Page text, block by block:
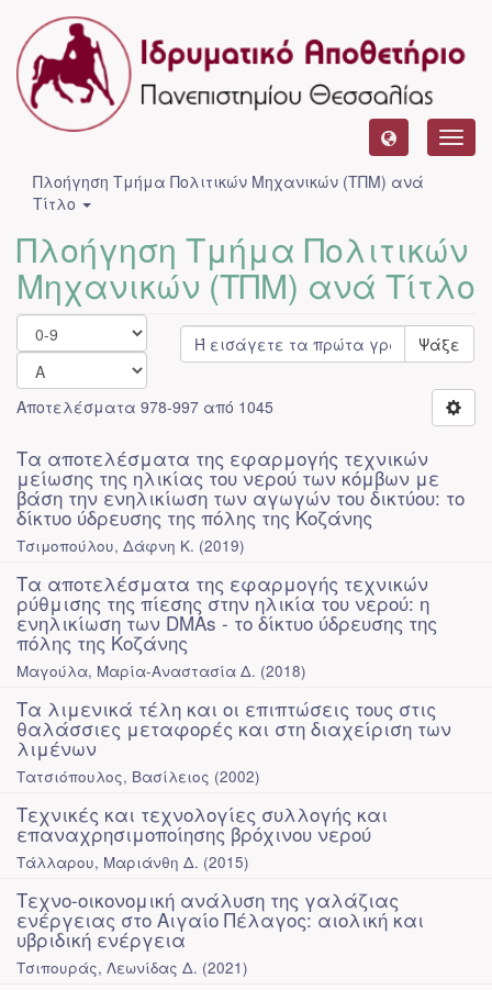
Πλοήγηση Τμήμα Πολιτικών Μηχανικών (ΤΠΜ) ανά
Τίτλο
Πλοήγηση Τμήμα Πολιτικών
Μηχανικών (ΤΠΜ) ανά Τίτλο
Ψάξε
Αποτελέσματα 978-997 από 1045
Τα αποτελέσματα της εφαρμογής τεχνικών
μείωσης της ηλικίας του νερού των κόμβων με
βάση την ενηλικίωση των αγωγών του δικτύου: το
δίκτυο ύδρευσης της πόλης της Κοζάνης
Τσιμοπούλου, Δάφνη Κ. (2019)
Τα αποτελέσματα της εφαρμογής τεχνικών
ρύθμισης της πίεσης στην ηλικία του νερού: η
ενηλικίωση των DMAs - το δίκτυο ύδρευσης της
πόλης της Κοζάνης
Μαγούλα, Μαρία-Αναστασία Δ. (2018)
Τα λιμενικά τέλη και οι επιπτώσεις τους στις
θαλάσσιες μεταφορές και στη διαχείριση των
λιμένων
Τατσιόπουλος, Βασίλειος (2002)
Τεχνικές και τεχνολογίες συλλογής και
επαναχρησιμοποίησης βρόχινου νερού
Τάλλαρου, Μαριάνθη Δ. (2015)
Τεχνο-οικονομική ανάλυση της γαλάζιας
ενέργειας στο Αιγαίο Πέλαγος: αιολική και
υβριδική ενέργεια
Τσιπουράς, Λεωνίδας Δ. (2021)